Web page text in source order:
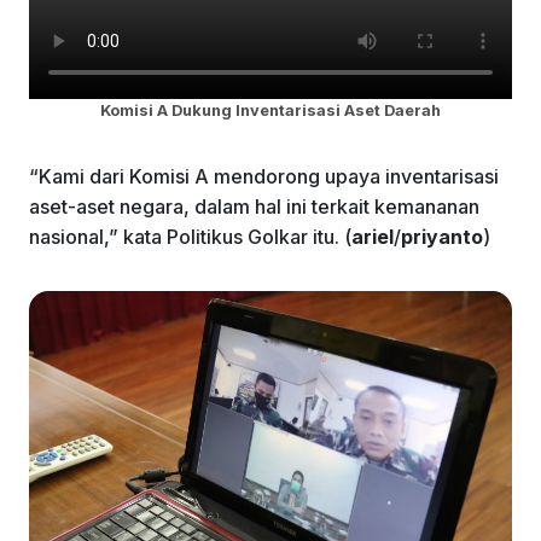
Komisi A Dukung Inventarisasi Aset Daerah
“Kami dari Komisi A mendorong upaya inventarisasi
aset-aset negara, dalam hal ini terkait kemananan
nasional,” kata Politikus Golkar itu. (ariel/priyanto)